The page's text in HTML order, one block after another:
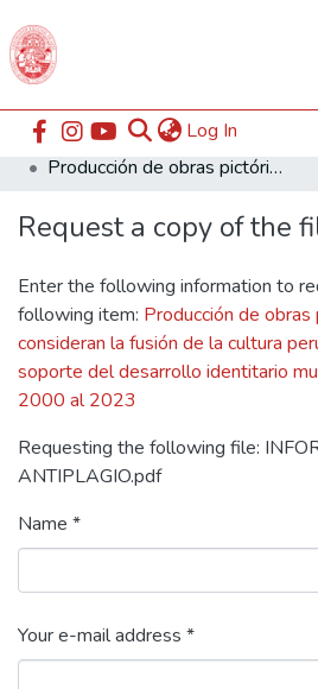
Log In
Communities & Collections
All of DSpace
Statistics
Home ESABAC
Facultad de
Producción de obras pictóricas que consideran la fusión de la cultura peruana y japonesa, como soporte del desarrollo identitario multicultural, desde el año 2000 al 2023
Request a copy of the
Enter the following information to
following item: Producción de obras
consideran la fusión de la cultura
soporte del desarrollo identitario
2000 al 2023
Requesting the following file:
ANTIPLAGIO.pdf
Name *
Your e-mail address *